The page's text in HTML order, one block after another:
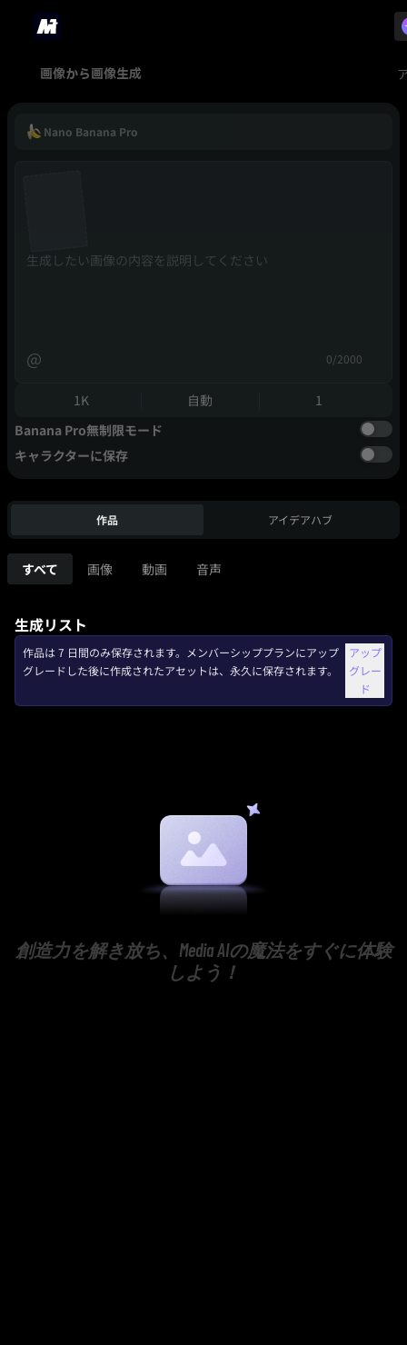
画像から画像生成
Nano Banana Pro
@ 0/2000
1K 自動
1
Banana Pro無制限モード
キャラクターに保存
作品 アイデアハブ
すべて 画像 動画 音声
生成リスト
作品は 7 日間のみ保存されます。メンバーシッププランにアップ
グレードした後に作成されたアセットは、永久に保存されます。
アップ
グレー
ド
創造力を解き放ち、Media AIの魔法をすぐに体験
しよう！